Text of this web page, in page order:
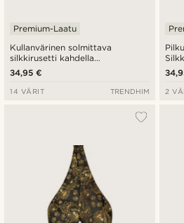
Kullanvärinen solmittava
silkkirusetti kahdella
laivastonsinisellä raidalla
Premium-Laatu
34,95 €
14 VÄRIT TRENDHIM 2